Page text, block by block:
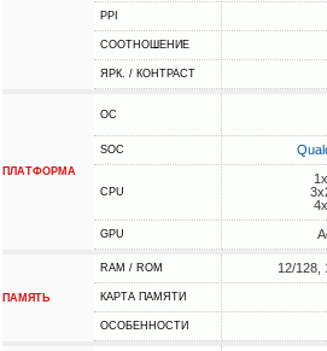
PPI
СООТНОШЕНИЕ
ЯРК. / КОНТРАСТ
ПЛАТФОРМА
ОС
SOC
CPU
GPU
ПАМЯТЬ
RAM / ROM 12/128,
КАРТА ПАМЯТИ
ОСОБЕННОСТИ